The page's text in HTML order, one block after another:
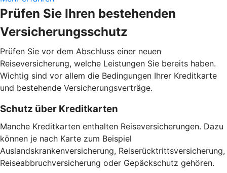
Prüfen Sie Ihren bestehenden
Versicherungsschutz
Prüfen Sie vor dem Abschluss einer neuen
Reiseversicherung, welche Leistungen Sie bereits haben.
Wichtig sind vor allem die Bedingungen Ihrer Kreditkarte
und bestehende Versicherungsverträge.
Schutz über Kreditkarten
Manche Kreditkarten enthalten Reiseversicherungen. Dazu
können je nach Karte zum Beispiel
Auslandskrankenversicherung, Reiserücktrittsversicherung,
Reiseabbruchversicherung oder Gepäckschutz gehören.